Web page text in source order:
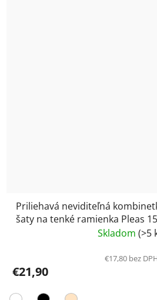
Priliehavá neviditeľná
šaty na tenké ramienka Pleas
Skladom (>5
€17,80 bez
€21,90